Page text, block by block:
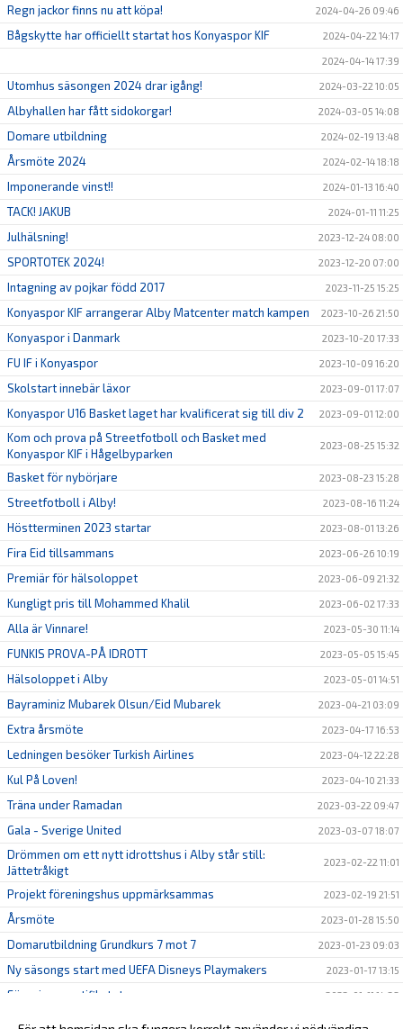
Regn jackor finns nu att köpa! 2024-04-26 09:46
Bågskytte har officiellt startat hos Konyaspor KIF 2024-04-22 14:17
2024-04-14 17:39
Utomhus säsongen 2024 drar igång! 2024-03-22 10:05
Albyhallen har fått sidokorgar! 2024-03-05 14:08
Domare utbildning 2024-02-19 13:48
Årsmöte 2024 2024-02-14 18:18
Imponerande vinst!! 2024-01-13 16:40
TACK! JAKUB 2024-01-11 11:25
Julhälsning! 2023-12-24 08:00
SPORTOTEK 2024! 2023-12-20 07:00
Intagning av pojkar född 2017 2023-11-25 15:25
Konyaspor KIF arrangerar Alby Matcenter match kampen 2023-10-26 21:50
Konyaspor i Danmark 2023-10-20 17:33
FU IF i Konyaspor 2023-10-09 16:20
Skolstart innebär läxor 2023-09-01 17:07
Konyaspor U16 Basket laget har kvalificerat sig till div 2 2023-09-01 12:00
Kom och prova på Streetfotboll och Basket med
Konyaspor KIF i Hågelbyparken
2023-08-25 15:32
Basket för nybörjare 2023-08-23 15:28
Streetfotboll i Alby! 2023-08-16 11:24
Höstterminen 2023 startar 2023-08-01 13:26
Fira Eid tillsammans 2023-06-26 10:19
Premiär för hälsoloppet 2023-06-09 21:32
Kungligt pris till Mohammed Khalil 2023-06-02 17:33
Alla är Vinnare! 2023-05-30 11:14
FUNKIS PROVA-PÅ IDROTT 2023-05-05 15:45
Hälsoloppet i Alby 2023-05-01 14:51
Bayraminiz Mubarek Olsun/Eid Mubarek 2023-04-21 03:09
Extra årsmöte 2023-04-17 16:53
Ledningen besöker Turkish Airlines 2023-04-12 22:28
Kul På Loven! 2023-04-10 21:33
Träna under Ramadan 2023-03-22 09:47
Gala - Sverige United 2023-03-07 18:07
Drömmen om ett nytt idrottshus i Alby står still:
Jättetråkigt
2023-02-22 11:01
Projekt föreningshus uppmärksammas 2023-02-19 21:51
Årsmöte 2023-01-28 15:50
Domarutbildning Grundkurs 7 mot 7 2023-01-23 09:03
Ny säsongs start med UEFA Disneys Playmakers 2023-01-17 13:15
Förenings certifikatet 2023-01-11 14:38